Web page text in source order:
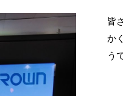
皆
か
う